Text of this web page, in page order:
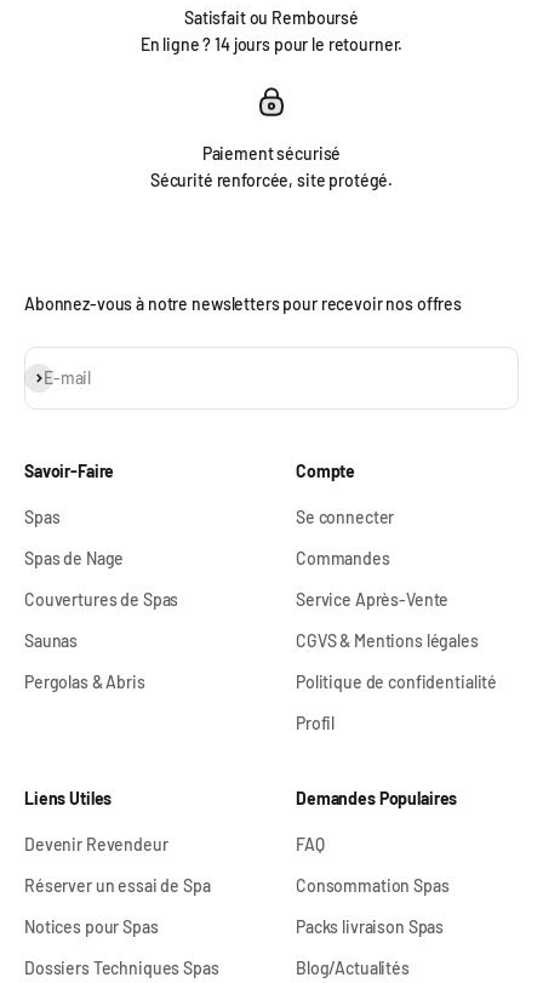
Satisfait ou Remboursé
En ligne ? 14 jours pour le retourner.
Paiement sécurisé
Sécurité renforcée, site protégé.
Abonnez-vous à notre newsletters pour recevoir nos offres
E-mail
S'inscrire
Savoir-Faire
Spas
Spas de Nage
Couvertures de Spas
Saunas
Pergolas & Abris
Compte
Se connecter
Commandes
Service Après-Vente
CGVS & Mentions légales
Politique de confidentialité
Profil
Liens Utiles
Devenir Revendeur
Réserver un essai de Spa
Notices pour Spas
Dossiers Techniques Spas
Demandes Populaires
FAQ
Consommation Spas
Packs livraison Spas
Blog/Actualités